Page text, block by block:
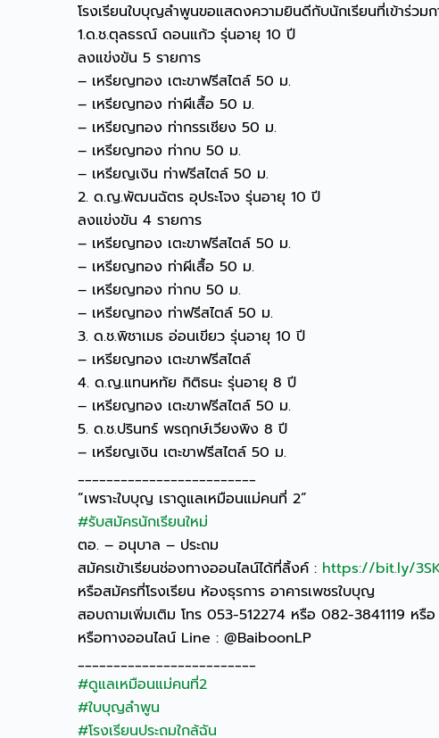
โรงเรียนใบบุญลำพูนขอแสดงความยินดีกับนักเรียนที่เข้าร่ว
1.ด.ช.ตุลธรณ์ ดอนแก้ว รุ่นอายุ 10 ปี
ลงแข่งขัน 5 รายการ
– เหรียญทอง เตะขาฟรีสไตล์ 50 ม.
– เหรียญทอง ท่าผีเสื้อ 50 ม.
– เหรียญทอง ท่ากรรเชียง 50 ม.
– เหรียญทอง ท่ากบ 50 ม.
– เหรียญเงิน ท่าฟรีสไตล์ 50 ม.
2. ด.ญ.พัฒนฉัตร อุประโจง รุ่นอายุ 10 ปี
ลงแข่งขัน 4 รายการ
– เหรียญทอง เตะขาฟรีสไตล์ 50 ม.
– เหรียญทอง ท่าผีเสื้อ 50 ม.
– เหรียญทอง ท่ากบ 50 ม.
– เหรียญทอง ท่าฟรีสไตล์ 50 ม.
3. ด.ช.พิชาเมธ อ่อนเขียว รุ่นอายุ 10 ปี
– เหรียญทอง เตะขาฟรีสไตล์
4. ด.ญ.แทนหทัย กิติธนะ รุ่นอายุ 8 ปี
– เหรียญทอง เตะขาฟรีสไตล์ 50 ม.
5. ด.ช.ปรินทร์ พรฤกษ์เวียงพิง 8 ปี
– เหรียญเงิน เตะขาฟรีสไตล์ 50 ม.
_________________________
“เพราะใบบุญ เราดูแลเหมือนแม่คนที่ 2”
#รับสมัครนักเรียนใหม่
ตอ. – อนุบาล – ประถม
สมัครเข้าเรียนช่องทางออนไลน์ได้ที่ลิ้งค์ : https://bit.ly/
หรือสมัครที่โรงเรียน ห้องธุรการ อาคารเพชรใบบุญ
สอบถามเพิ่มเติม โทร 053-512274 หรือ 082-3841119 หรื
หรือทางออนไลน์ Line : @BaiboonLP
_________________________
#ดูแลเหมือนแม่คนที่2
#ใบบุญลำพูน
#โรงเรียนประถมใกล้ฉัน